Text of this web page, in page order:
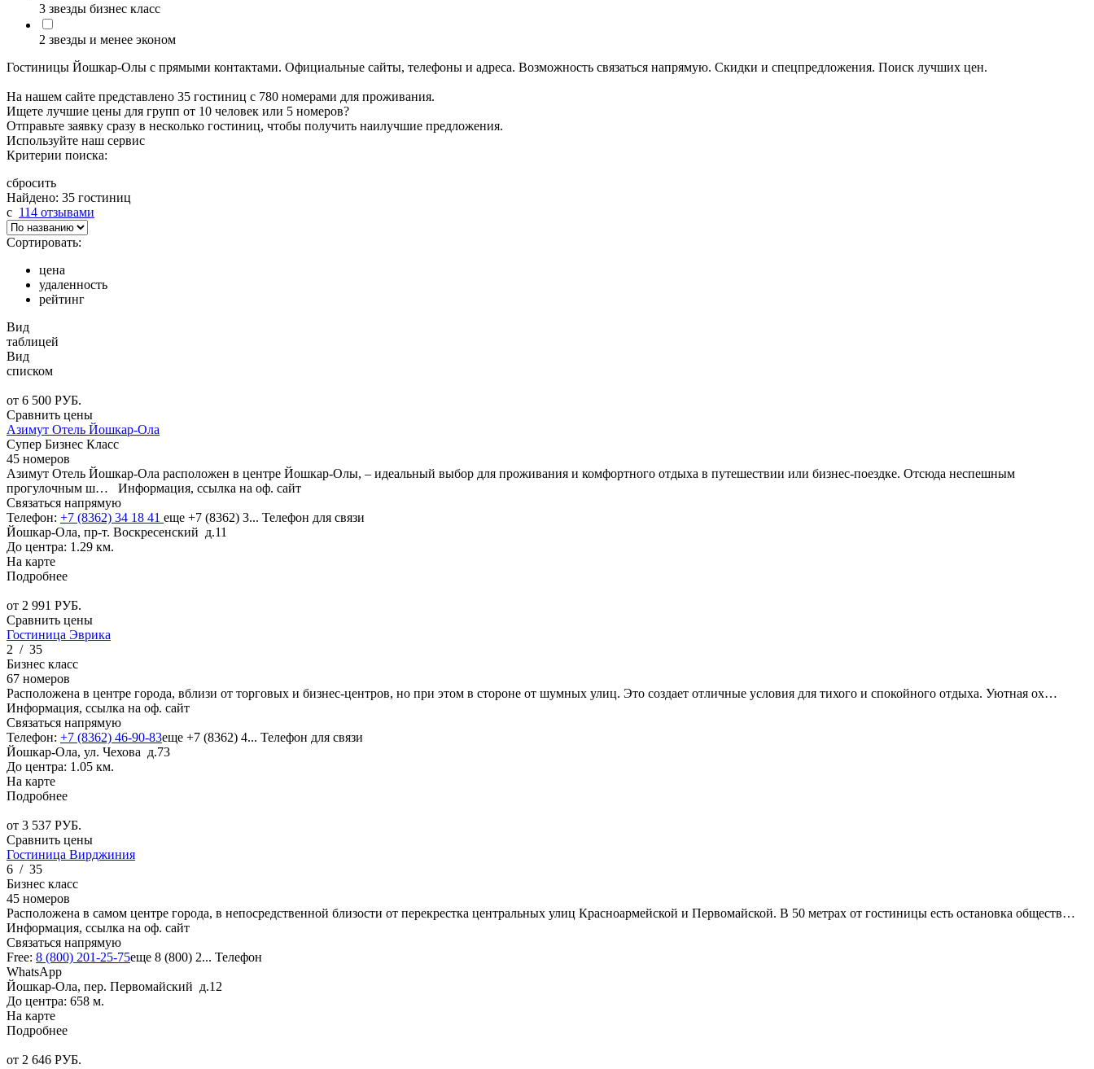
3 звезды бизнес класс
2 звезды и менее эконом
Гостиницы Йошкар-Олы с прямыми контактами. Официальные сайты, телефоны и адреса. Возможность связаться напрямую. Скидки и спецпредложения. Поиск лучших цен.
На нашем сайте представлено 35 гостиниц с 780 номерами для проживания.
Ищете лучшие цены для групп от 10 человек или 5 номеров?
Отправьте заявку сразу в несколько гостиниц, чтобы получить наилучшие предложения.
Используйте наш сервис
Критерии поиска:
сбросить
Найдено: 35 гостиниц
c 114 отзывами
Сортировать:
цена
удаленность
рейтинг
Вид
таблицей
Вид
списком
от 6 500 РУБ.
Сравнить цены
Азимут Отель Йошкар-Ола
Супер Бизнес Класс
45 номеров
Азимут Отель Йошкар-Ола расположен в центре Йошкар-Олы, – идеальный выбор для проживания и комфортного отдыха в путешествии или бизнес-поездке. Отсюда неспешным
прогулочным ш… Информация, ссылка на оф. сайт
Связаться напрямую
Телефон: +7 (8362) 34 18 41 еще +7 (8362) 3... Телефон для связи
Йошкар-Ола, пр-т. Воскресенский д.11
До центра: 1.29 км.
На карте
Подробнее
от 2 991 РУБ.
Сравнить цены
Гостиница Эврика
2 / 35
Бизнес класс
67 номеров
Расположена в центре города, вблизи от торговых и бизнес-центров, но при этом в стороне от шумных улиц. Это создает отличные условия для тихого и спокойного отдыха. Уютная ох…
Информация, ссылка на оф. сайт
Связаться напрямую
Телефон: +7 (8362) 46-90-83еще +7 (8362) 4... Телефон для связи
Йошкар-Ола, ул. Чехова д.73
До центра: 1.05 км.
На карте
Подробнее
от 3 537 РУБ.
Сравнить цены
Гостиница Вирджиния
6 / 35
Бизнес класс
45 номеров
Расположена в самом центре города, в непосредственной близости от перекрестка центральных улиц Красноармейской и Первомайской. В 50 метрах от гостиницы есть остановка обществ…
Информация, ссылка на оф. сайт
Связаться напрямую
Free: 8 (800) 201-25-75еще 8 (800) 2... Телефон
WhatsApp
Йошкар-Ола, пер. Первомайский д.12
До центра: 658 м.
На карте
Подробнее
от 2 646 РУБ.